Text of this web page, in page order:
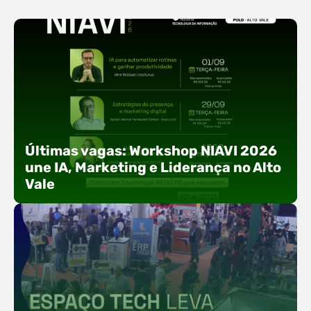
Últimas vagas: Workshop NIAVI 2026
une IA, Marketing e Liderança no Alto
Vale